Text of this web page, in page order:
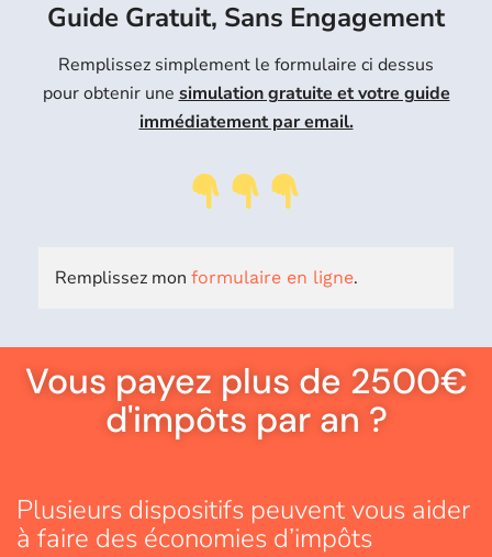
Guide Gratuit, Sans Engagement
Remplissez simplement le formulaire ci dessus
pour obtenir une simulation gratuite et votre guide
immédiatement par email.
Remplissez mon formulaire en ligne.
Vous payez plus de 2500€
d'impôts par an ?
Plusieurs dispositifs peuvent vous aider
à faire des économies d’impôts